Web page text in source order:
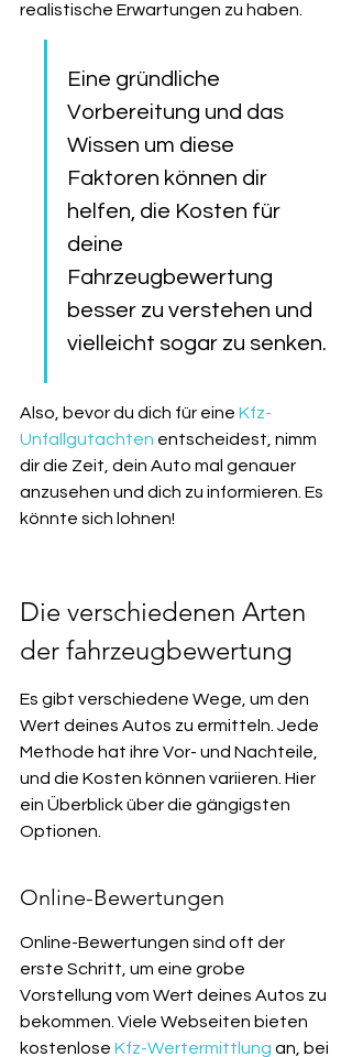
realistische Erwartungen zu haben.
Eine gründliche
Vorbereitung und das
Wissen um diese
Faktoren können dir
helfen, die Kosten für
deine
Fahrzeugbewertung
besser zu verstehen und
vielleicht sogar zu senken.
Also, bevor du dich für eine Kfz-
Unfallgutachten entscheidest, nimm
dir die Zeit, dein Auto mal genauer
anzusehen und dich zu informieren. Es
könnte sich lohnen!
Die verschiedenen Arten
der fahrzeugbewertung
Es gibt verschiedene Wege, um den
Wert deines Autos zu ermitteln. Jede
Methode hat ihre Vor- und Nachteile,
und die Kosten können variieren. Hier
ein Überblick über die gängigsten
Optionen.
Online-Bewertungen
Online-Bewertungen sind oft der
erste Schritt, um eine grobe
Vorstellung vom Wert deines Autos zu
bekommen. Viele Webseiten bieten
kostenlose Kfz-Wertermittlung an, bei